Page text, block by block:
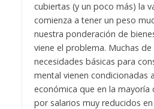
cubiertas (y un poco más) la
comienza a tener un peso
nuestra ponderación de
viene el problema. Muchas de
necesidades básicas para
mental vienen condicionadas
económica que en la mayoría
por salarios muy reducidos